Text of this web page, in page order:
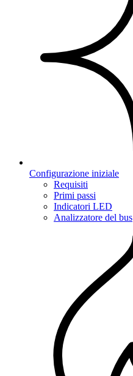
Configurazione iniziale
Requisiti
Primi passi
Indicatori LED
Analizzatore del bus